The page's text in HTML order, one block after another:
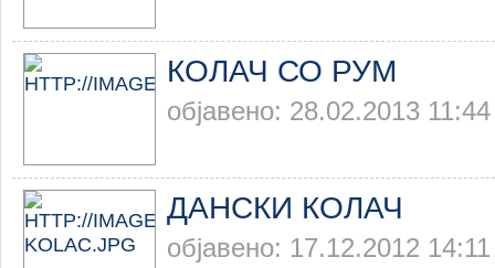
КОЛАЧ СО РУМ
објавено: 28.02.2013 11:44
ДАНСКИ КОЛАЧ
објавено: 17.12.2012 14:11